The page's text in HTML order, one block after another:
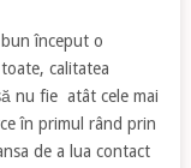
început o
calitatea
nu fie atât cele mai
în primul rând prin
de a lua contact